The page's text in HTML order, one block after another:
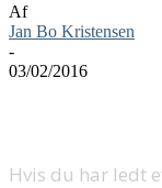
Af
Jan Bo Kristensen
-
03/02/2016
Hvis du har ledt